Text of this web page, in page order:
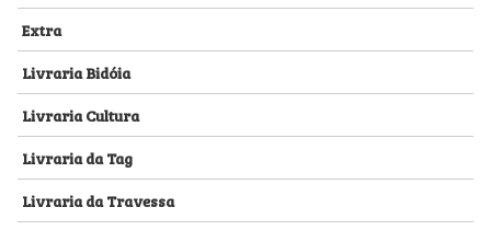
Extra
Livraria Bidóia
Livraria Cultura
Livraria da Tag
Livraria da Travessa